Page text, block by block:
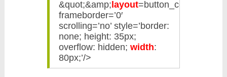
&quot;&amp; layout
frameborder=’0′
scrolling=’no’ style=’border:
none; height: 35px;
overflow: hidden; width:
80px;’/>